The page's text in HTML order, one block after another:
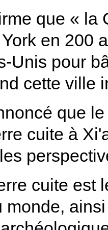
que « la
en 200
Unis pour
cette ville
que
cuite à
cuite
monde,